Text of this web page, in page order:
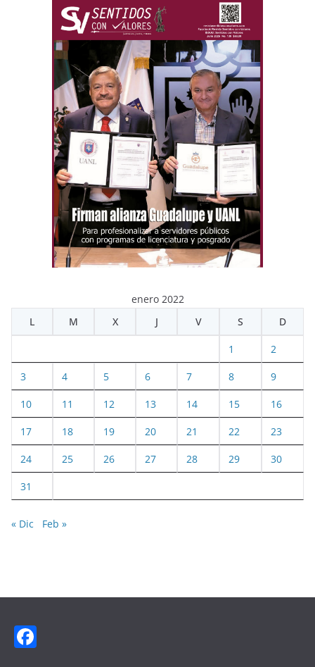
enero 2022
L
M X J V S D
1 2
3 4 5 6 7 8 9
10 11 12 13 14 15 16
17 18 19 20 21 22 23
24 25 26 27 28 29 30
31
« Dic Feb »